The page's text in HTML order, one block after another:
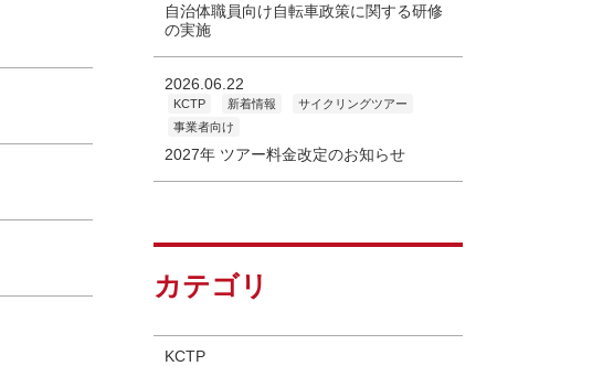
自治体職員向け自転車政策に関する研修
の実施
2026.06.22
KCTP 新着情報
サイクリングツアー
事業者向け
2027年 ツアー料金改定のお知らせ
カテゴリ
KCTP